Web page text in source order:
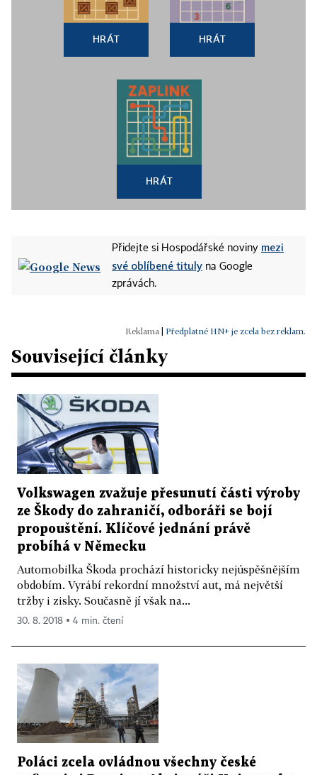
HRÁT HRÁT
HRÁT
Přidejte si Hospodářské noviny mezi
své oblíbené tituly na Google
zprávách.
Předplatné HN+ je zcela bez reklam.
Související články
Volkswagen zvažuje přesunutí části výroby
ze Škody do zahraničí, odboráři se bojí
propouštění. Klíčové jednání právě
probíhá v Německu
Automobilka Škoda prochází historicky nejúspěšnějším
obdobím. Vyrábí rekordní množství aut, má největší
tržby i zisky. Současně jí však na...
30. 8. 2018 ▪ 4 min. čtení
Poláci zcela ovládnou všechny české